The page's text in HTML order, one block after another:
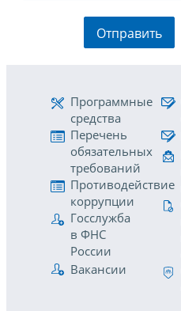
Отправить
Программные
средства
Перечень
обязательных
требований
Противодействие
коррупции
Госслужба
в ФНС
России
Вакансии